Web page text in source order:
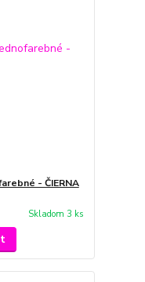
- ČIERNA
Skladom 3 ks